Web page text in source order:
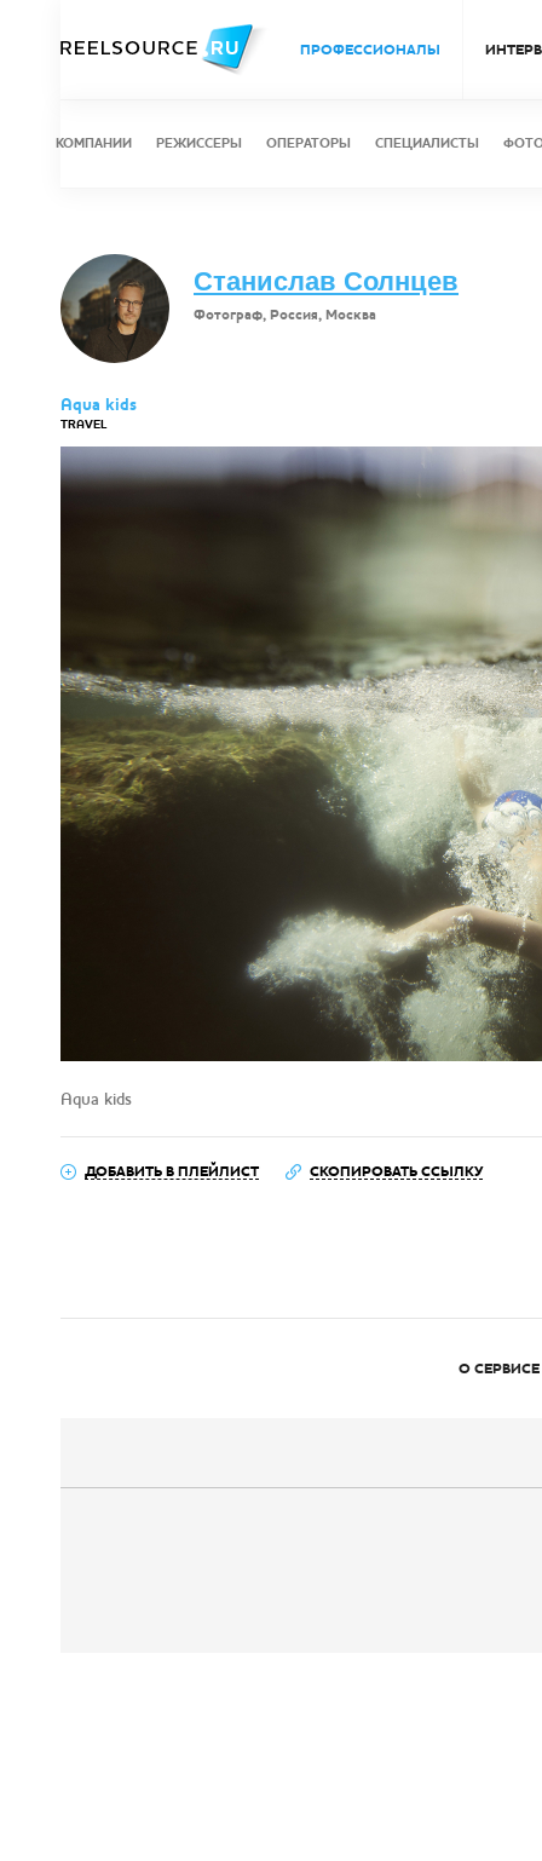
ПРОФЕССИОНАЛЫ
КОМПАНИИ РЕЖИССЕРЫ ОПЕРАТОРЫ СПЕЦИАЛИСТЫ
Станислав Солнцев
Фотограф, Россия, Москва
Aqua kids
TRAVEL
Aqua kids
ДОБАВИТЬ В ПЛЕЙЛИСТ СКОПИРОВАТЬ ССЫЛКУ
О СЕРВИСЕ